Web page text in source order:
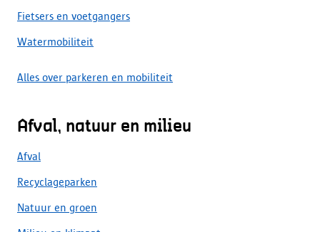
Fietsers en voetgangers
Watermobiliteit
Alles over parkeren en mobiliteit
Afval, natuur en milieu
Afval
Recyclageparken
Natuur en groen